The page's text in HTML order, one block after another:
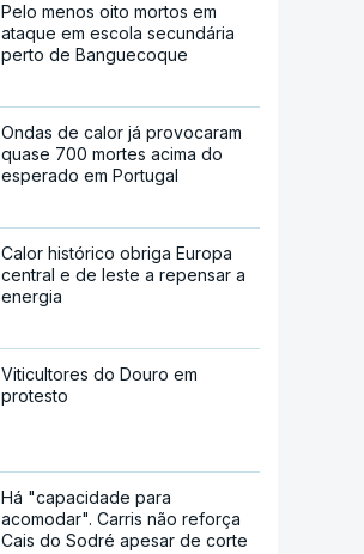
Pelo menos oito mortos em
ataque em escola secundária
perto de Banguecoque
Ondas de calor já provocaram
quase 700 mortes acima do
esperado em Portugal
Calor histórico obriga Europa
central e de leste a repensar a
energia
Viticultores do Douro em
protesto
Há "capacidade para
acomodar". Carris não reforça
Cais do Sodré apesar de corte